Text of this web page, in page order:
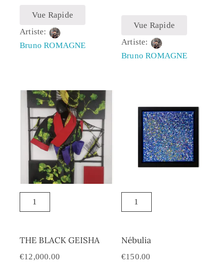
Vue Rapide
Artiste:
Bruno ROMAGNE
Vue Rapide
Artiste:
Bruno ROMAGNE
THE BLACK GEISHA
€12,000.00
Nébulia
€150.00